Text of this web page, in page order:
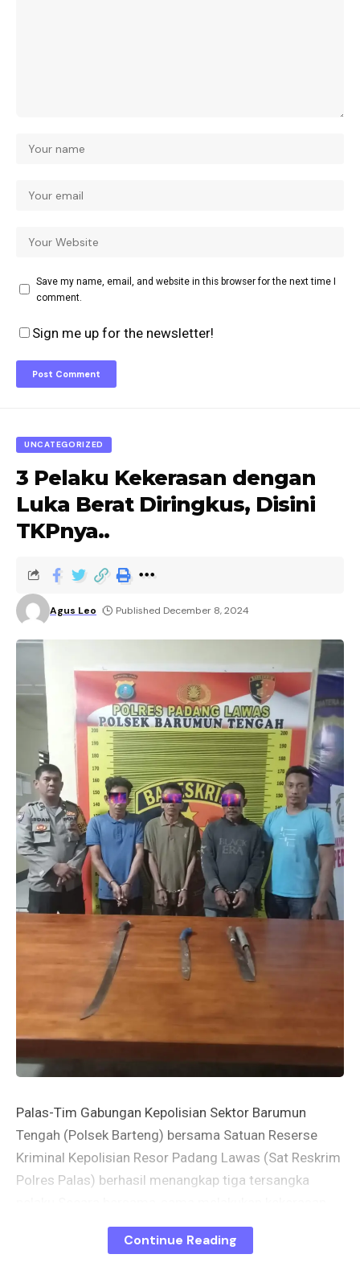
Save my name, email, and website in this browser for the next time I
comment.
Sign me up for the newsletter!
UNCATEGORIZED
3 Pelaku Kekerasan dengan
Luka Berat Diringkus, Disini
TKPnya..
Agus Leo Published December 8, 2024
Palas-Tim Gabungan Kepolisian Sektor Barumun
Tengah (Polsek Barteng) bersama Satuan Reserse
Kriminal Kepolisian Resor Padang Lawas (Sat Reskrim
Polres Palas) berhasil menangkap tiga tersangka
terhadap Orang yang mengakibatkan luka berat di Rura
Sigatel, Desa Pasir Pinang, Kecamatan Huristak,
Continue Reading